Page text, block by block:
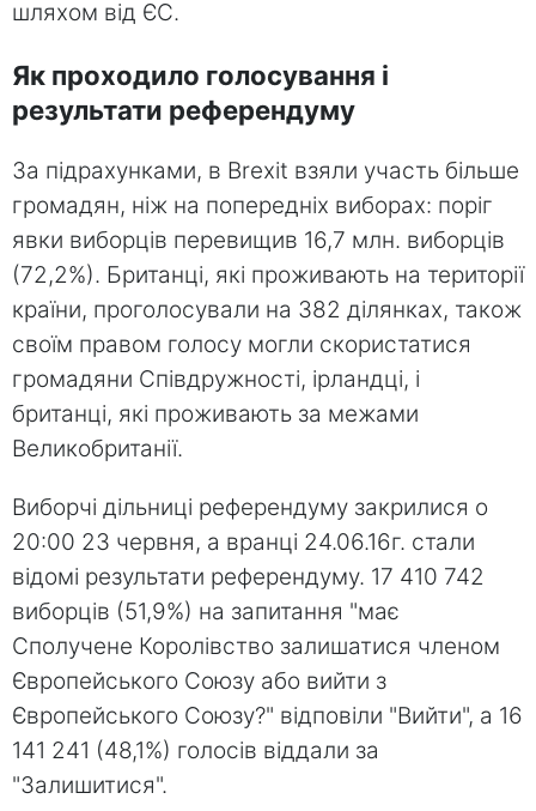
шляхом від ЄС.
Як проходило голосування і
результати референдуму
За підрахунками, в Brexit взяли участь більше
громадян, ніж на попередніх виборах: поріг
явки виборців перевищив 16,7 млн. виборців
(72,2%). Британці, які проживають на території
країни, проголосували на 382 ділянках, також
своїм правом голосу могли скористатися
громадяни Співдружності, ірландці, і
британці, які проживають за межами
Великобританії.
Виборчі дільниці референдуму закрилися о
20:00 23 червня, а вранці 24.06.16г. стали
відомі результати референдуму. 17 410 742
виборців (51,9%) на запитання "має
Сполучене Королівство залишатися членом
Європейського Союзу або вийти з
Європейського Союзу?" відповіли "Вийти", а 16
141 241 (48,1%) голосів віддали за
"Залишитися".